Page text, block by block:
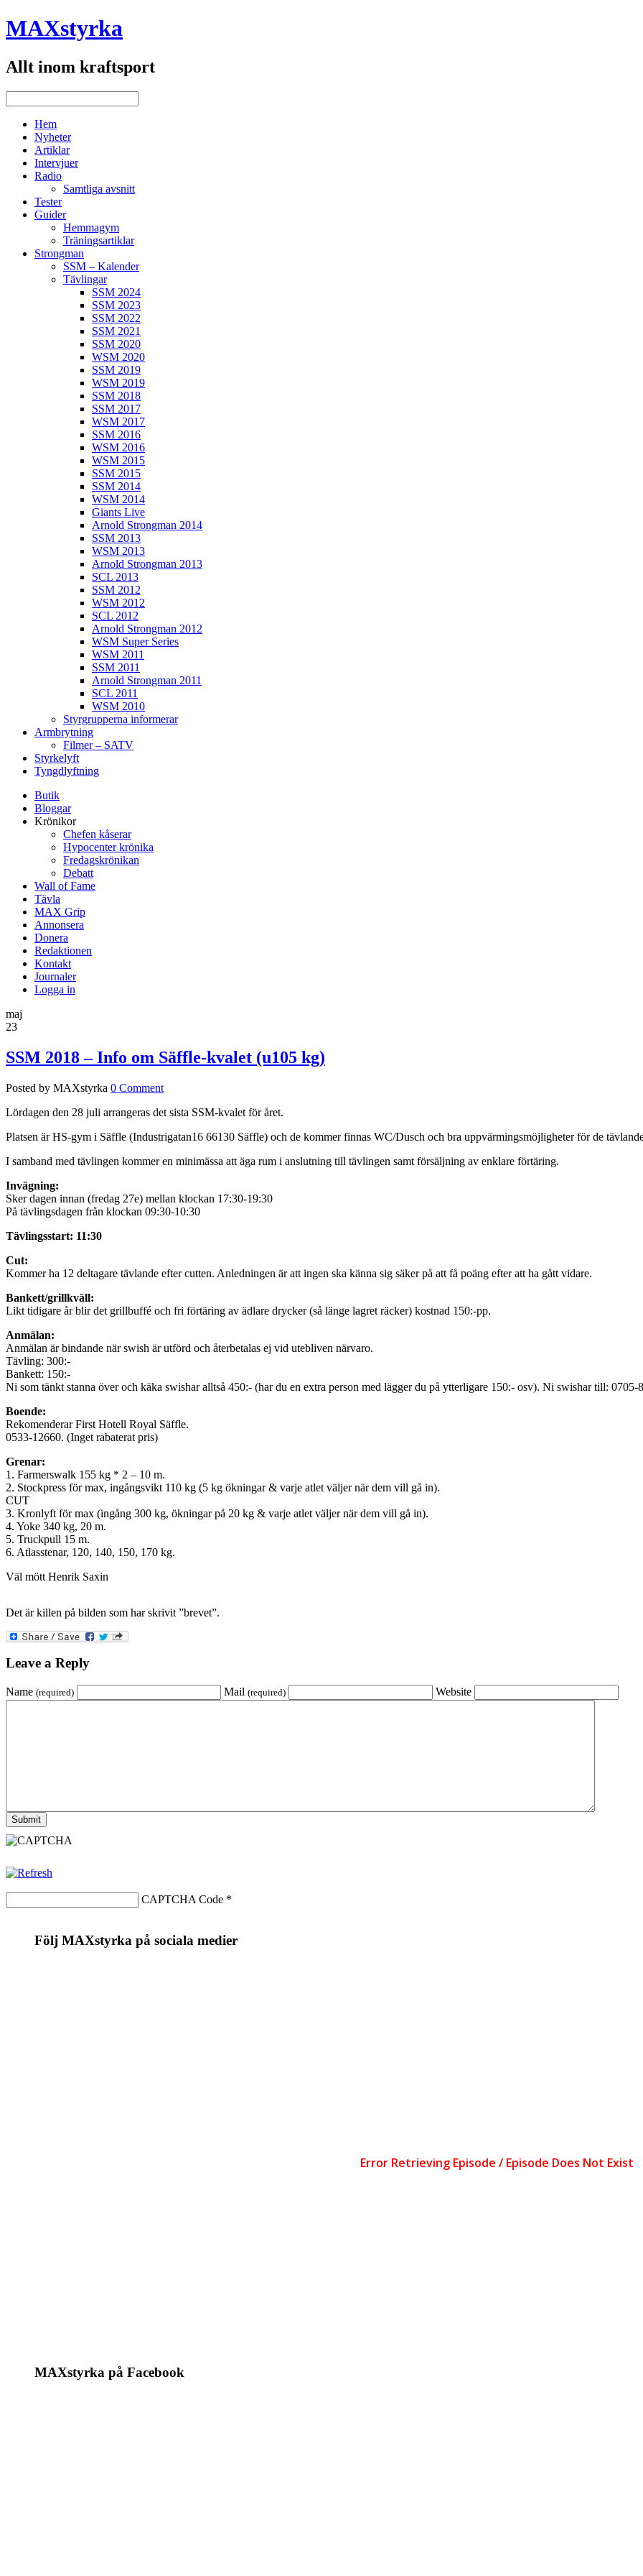
MAXstyrka
Allt inom kraftsport
Hem
Nyheter
Artiklar
Intervjuer
Radio
Samtliga avsnitt
Tester
Guider
Hemmagym
Träningsartiklar
Strongman
SSM – Kalender
Tävlingar
SSM 2024
SSM 2023
SSM 2022
SSM 2021
SSM 2020
WSM 2020
SSM 2019
WSM 2019
SSM 2018
SSM 2017
WSM 2017
SSM 2016
WSM 2016
WSM 2015
SSM 2015
SSM 2014
WSM 2014
Giants Live
Arnold Strongman 2014
SSM 2013
WSM 2013
Arnold Strongman 2013
SCL 2013
SSM 2012
WSM 2012
SCL 2012
Arnold Strongman 2012
WSM Super Series
WSM 2011
SSM 2011
Arnold Strongman 2011
SCL 2011
WSM 2010
Styrgrupperna informerar
Armbrytning
Filmer – SATV
Styrkelyft
Tyngdlyftning
Butik
Bloggar
Krönikor
Chefen kåserar
Hypocenter krönika
Fredagskrönikan
Debatt
Wall of Fame
Tävla
MAX Grip
Annonsera
Donera
Redaktionen
Kontakt
Journaler
Logga in
maj
23
SSM 2018 – Info om Säffle-kvalet (u105 kg)
Posted by MAXstyrka 0 Comment
Lördagen den 28 juli arrangeras det sista SSM-kvalet för året.
Platsen är HS-gym i Säffle (Industrigatan16 66130 Säffle) och de kommer finnas WC/Dusch och bra uppvärmingsmöjligheter för de
I samband med tävlingen kommer en minimässa att äga rum i anslutning till tävlingen samt försäljning av enklare förtäring.
Invägning:
Sker dagen innan (fredag 27e) mellan klockan 17:30-19:30
På tävlingsdagen från klockan 09:30-10:30
Tävlingsstart: 11:30
Cut:
Kommer ha 12 deltagare tävlande efter cutten. Anledningen är att ingen ska känna sig säker på att få poäng efter att ha gått vidare.
Bankett/grillkväll:
Likt tidigare år blir det grillbuffé och fri förtäring av ädlare drycker (så länge lagret räcker) kostnad 150:-pp.
Anmälan:
Anmälan är bindande när swish är utförd och återbetalas ej vid utebliven närvaro.
Tävling: 300:-
Bankett: 150:-
Ni som tänkt stanna över och käka swishar alltså 450:- (har du en extra person med lägger du på ytterligare 150:- osv). Ni swishar till: 0705-
Boende:
Rekomenderar First Hotell Royal Säffle.
0533-12660. (Inget rabaterat pris)
Grenar:
1. Farmerswalk 155 kg * 2 – 10 m.
2. Stockpress för max, ingångsvikt 110 kg (5 kg ökningar & varje atlet väljer när dem vill gå in).
CUT
3. Kronlyft för max (ingång 300 kg, ökningar på 20 kg & varje atlet väljer när dem vill gå in).
4. Yoke 340 kg, 20 m.
5. Truckpull 15 m.
6. Atlasstenar, 120, 140, 150, 170 kg.
Väl mött Henrik Saxin
Det är killen på bilden som har skrivit ”brevet”.
Leave a Reply
Name (required) Mail (required) Website
CAPTCHA Code *
Följ MAXstyrka på sociala medier
MAXstyrka på Facebook